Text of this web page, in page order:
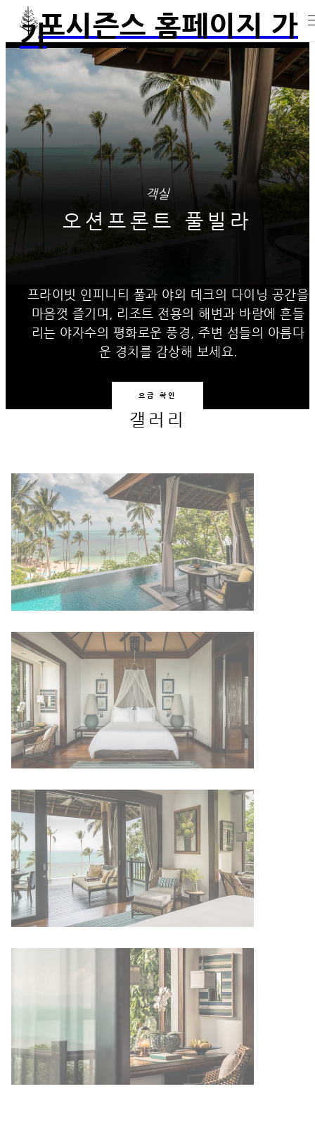
포시즌스 홈페이지 가
기
객실
오션프론트 풀빌라
프라이빗 인피니티 풀과 야외 데크의 다이닝 공간을
마음껏 즐기며, 리조트 전용의 해변과 바람에 흔들
리는 야자수의 평화로운 풍경, 주변 섬들의 아름다
운 경치를 감상해 보세요.
요금 확인
갤러리